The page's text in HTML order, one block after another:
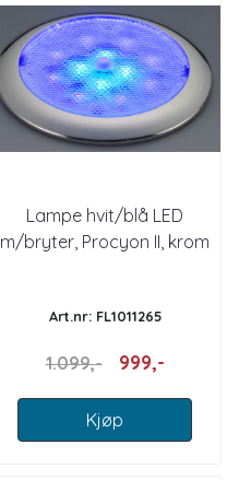
Lampe hvit/blå LED
m/bryter, Procyon II, krom
Art.nr: FL1011265
1.099,- 999,-
Kjøp